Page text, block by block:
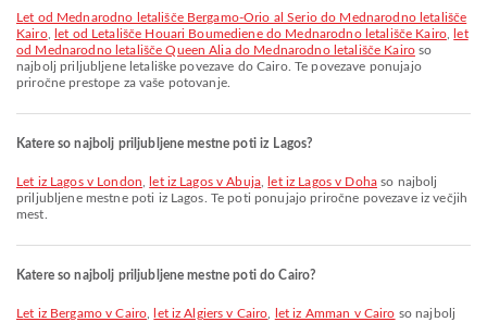
let od Mednarodno letališče Bergamo-Orio al Serio do Mednarodno letališče
Kairo, let od Letališče Houari Boumediene do Mednarodno letališče Kairo,
let
od Mednarodno letališče Queen Alia do Mednarodno letališče Kairoso
najbolj priljubljene letališke povezave do Cairo. Te povezave ponujajo
priročne prestope za vaše potovanje.
Katere so najbolj priljubljene mestne poti iz Lagos?
let iz Lagos v London let iz Lagos v Abuja let iz Lagos v Doha so najbolj
priljubljene mestne poti iz Lagos. Te poti ponujajo priročne povezave iz večjih
mest.
Katere so najbolj priljubljene mestne poti do Cairo?
let iz Bergamo v Cairo let iz Algiers v Cairo let iz Amman v Cairo so najbolj